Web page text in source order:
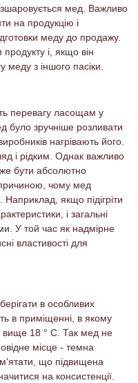
мед. Важливо
на продукцію і
меду до продажу.
і, якщо він
меду з іншого пасіки.
перевагу ласощам у
було зручніше розливати
нагрівають його.
і рідким. Однак важливо
бути абсолютно
чому мед
якщо підігріти
і загальні
У той час як надмірне
властивості для
в особливих
в приміщенні, в якому
вище 18 ° C. Так мед не
місце - темна
що підвищена
на консистенції.